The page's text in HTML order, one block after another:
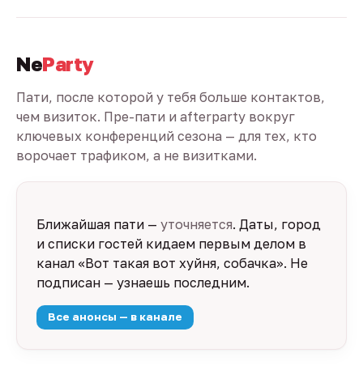
NeParty
Пати, после которой у тебя больше контактов,
чем визиток. Пре-пати и afterparty вокруг
ключевых конференций сезона — для тех, кто
ворочает трафиком, а не визитками.
Ближайшая пати — уточняется. Даты, город
и списки гостей кидаем первым делом в
канал «Вот такая вот хуйня, собачка». Не
подписан — узнаешь последним.
Все анонсы — в канале